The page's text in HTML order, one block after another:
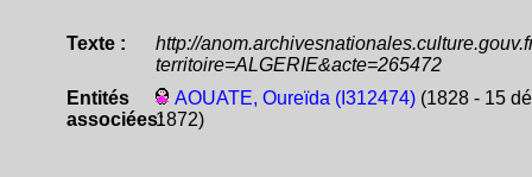
Texte :
http://
territoire=ALGERIE&acte=265472
Entités
associées:
AOUATE, Oureïda (I312474)(1828 - 15
1872)